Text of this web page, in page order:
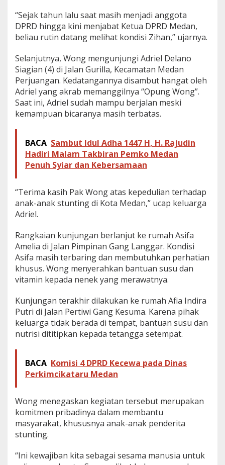
“Sejak tahun lalu saat masih menjadi anggota
DPRD hingga kini menjabat Ketua DPRD Medan,
beliau rutin datang melihat kondisi Zihan,” ujarnya.
Selanjutnya, Wong mengunjungi Adriel Delano
Siagian (4) di Jalan Gurilla, Kecamatan Medan
Perjuangan. Kedatangannya disambut hangat oleh
Adriel yang akrab memanggilnya “Opung Wong”.
Saat ini, Adriel sudah mampu berjalan meski
kemampuan bicaranya masih terbatas.
BACA Sambut Idul Adha 1447 H, H. Rajudin
Hadiri Malam Takbiran Pemko Medan
Penuh Syiar dan Kebersamaan
“Terima kasih Pak Wong atas kepedulian terhadap
anak-anak stunting di Kota Medan,” ucap keluarga
Adriel.
Rangkaian kunjungan berlanjut ke rumah Asifa
Amelia di Jalan Pimpinan Gang Langgar. Kondisi
Asifa masih terbaring dan membutuhkan perhatian
khusus. Wong menyerahkan bantuan susu dan
vitamin kepada nenek yang merawatnya.
Kunjungan terakhir dilakukan ke rumah Afia Indira
Putri di Jalan Pertiwi Gang Kesuma. Karena pihak
keluarga tidak berada di tempat, bantuan susu dan
nutrisi dititipkan kepada tetangga setempat.
BACA Komisi 4 DPRD Kecewa pada Dinas
Perkimcikataru Medan
Wong menegaskan kegiatan tersebut merupakan
komitmen pribadinya dalam membantu
masyarakat, khususnya anak-anak penderita
stunting.
“Ini kewajiban kita sebagai sesama manusia untuk